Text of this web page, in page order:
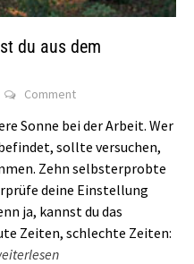
du aus dem
Comment
Sonne bei der Arbeit. Wer
sollte versuchen,
Zehn selbsterprobte
deine Einstellung
ja, kannst du das
Zeiten, schlechte Zeiten: